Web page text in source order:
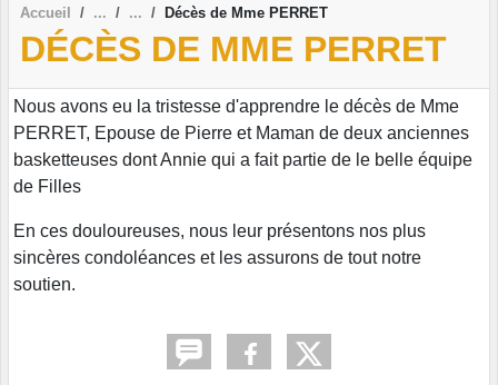
Accueil Décès de Mme PERRET
DÉCÈS DE MME PERRET
Nous avons eu la tristesse d'apprendre le décès de Mme
PERRET, Epouse de Pierre et Maman de deux anciennes
basketteuses dont Annie qui a fait partie de le belle équipe
de Filles
En ces douloureuses, nous leur présentons nos plus
sincères condoléances et les assurons de tout notre
soutien.